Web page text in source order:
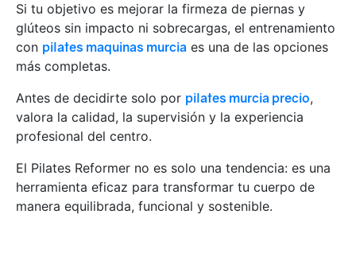
Si tu objetivo es mejorar la firmeza de piernas y
glúteos sin impacto ni sobrecargas, el entrenamiento
con pilates maquinas murcia es una de las opciones
más completas.
Antes de decidirte solo por pilates murcia precio,
valora la calidad, la supervisión y la experiencia
profesional del centro.
El Pilates Reformer no es solo una tendencia: es una
herramienta eficaz para transformar tu cuerpo de
manera equilibrada, funcional y sostenible.